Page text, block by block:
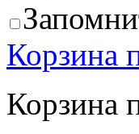
Корзина
Корзина